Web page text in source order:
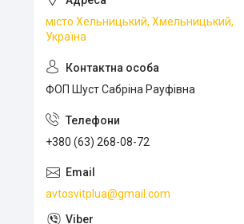
місто Хельницький, Хмельницький,
Україна
ФОП Шуст Сабріна Рауфівна
+380 (63) 268-08-72
avtosvitplua@gmail.com